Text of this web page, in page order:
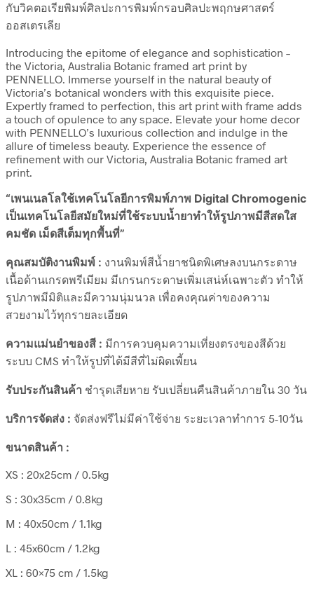
กับวิคตอเรียพิมพ์ศิลปะการพิมพ์กรอบศิลปะพฤกษศาสตร์
ออสเตรเลีย
Introducing the epitome of elegance and sophistication –
the Victoria, Australia Botanic framed art print by
PENNELLO. Immerse yourself in the natural beauty of
Victoria’s botanical wonders with this exquisite piece.
Expertly framed to perfection, this art print with frame adds
a touch of opulence to any space. Elevate your home decor
with PENNELLO’s luxurious collection and indulge in the
allure of timeless beauty. Experience the essence of
refinement with our Victoria, Australia Botanic framed art
print.
“เพนเนลโลใช้เทคโนโลยีการพิมพ์ภาพ Digital Chromogenic
เป็นเทคโนโลยีสมัยใหม่ที่ใช้ระบบน้ำยาทำให้รูปภาพมีสีสดใส
คมชัด เม็ดสีเต็มทุกพื้นที่”
คุณสมบัติงานพิมพ์ : งานพิมพ์สีน้ำยาชนิดพิเศษลงบนกระดาษ
เนื้อด้านเกรดพรีเมียม มีเกรนกระดาษเพิ่มเสน่ห์เฉพาะตัว ทำให้
รูปภาพมีมิติและมีความนุ่มนวล เพื่อคงคุณค่าของความ
สวยงามไว้ทุกรายละเอียด
ความแม่นยำของสี : มีการควบคุมความเที่ยงตรงของสีด้วย
ระบบ CMS ทำให้รูปที่ได้มีสีที่ไม่ผิดเพี้ยน
รับประกันสินค้า ชำรุดเสียหาย รับเปลี่ยนคืนสินค้าภายใน 30 วัน
บริการจัดส่ง : จัดส่งฟรีไม่มีค่าใช้จ่าย ระยะเวลาทำการ 5-10วัน
ขนาดสินค้า :
XS : 20x25cm / 0.5kg
S : 30x35cm / 0.8kg
M : 40x50cm / 1.1kg
L : 45x60cm / 1.2kg
XL : 60×75 cm / 1.5kg